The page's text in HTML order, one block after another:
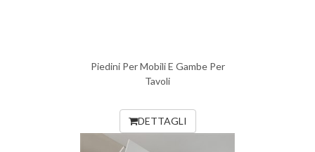
Piedini Per Mobili E Gambe Per
Tavoli
DETTAGLI